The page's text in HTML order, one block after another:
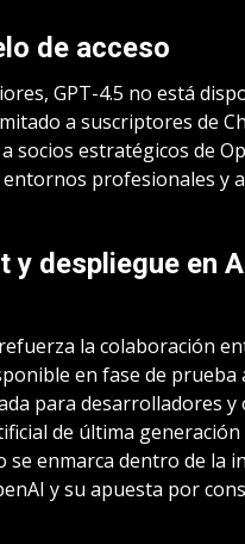
de acceso
GPT-4.5 no está
a suscriptores de
socios estratégicos de
profesionales y
despliegue en
la colaboración
en fase de prueba
para desarrolladores y
de última generación
enmarca dentro de la
y su apuesta por